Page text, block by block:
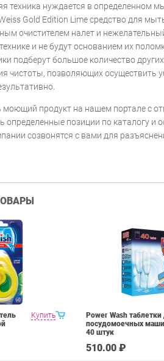
техника нуждается в определенном
Gold Edition Lime средство для
очистителем налет и
и не будут основанием их
подберут большое количество
чистоты, позволяющих осуществить
моющий продукт на нашем портале с
определенные позиции по каталогу и
созвонятся с вами для
Купить
Power Wash таблетки
посудомоечных
40 штук
510.00 ₽